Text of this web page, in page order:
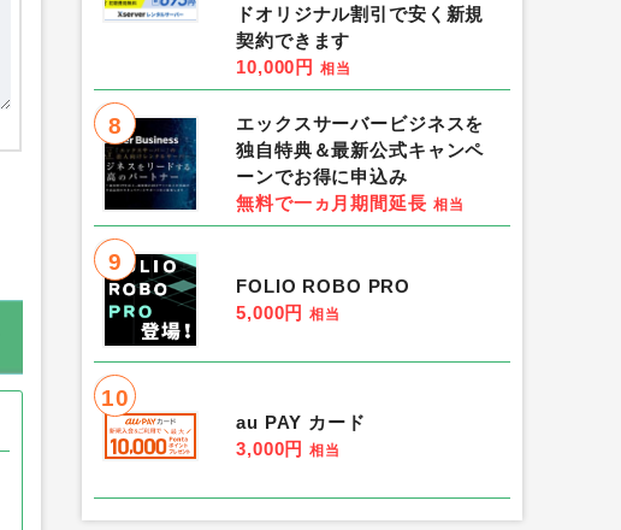
ドオリジナル割引で安く新規
契約できます
10,000円 相当
8
エックスサーバービジネスを
独自特典＆最新公式キャンペ
ーンでお得に申込み
無料で一ヵ月期間延長 相当
9
FOLIO ROBO PRO
5,000円 相当
10
au PAY カード
3,000円 相当